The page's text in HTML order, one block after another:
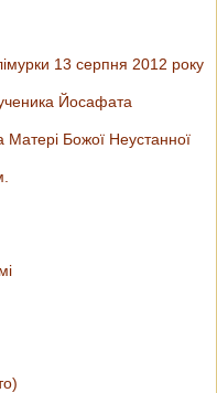
13 серпня 2012 року
Йосафата
Матері Божої Неустанної